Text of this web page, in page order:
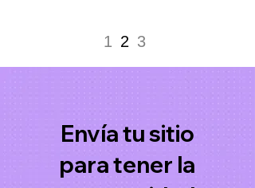
1 2 3
Envía tu sitio
para tener la